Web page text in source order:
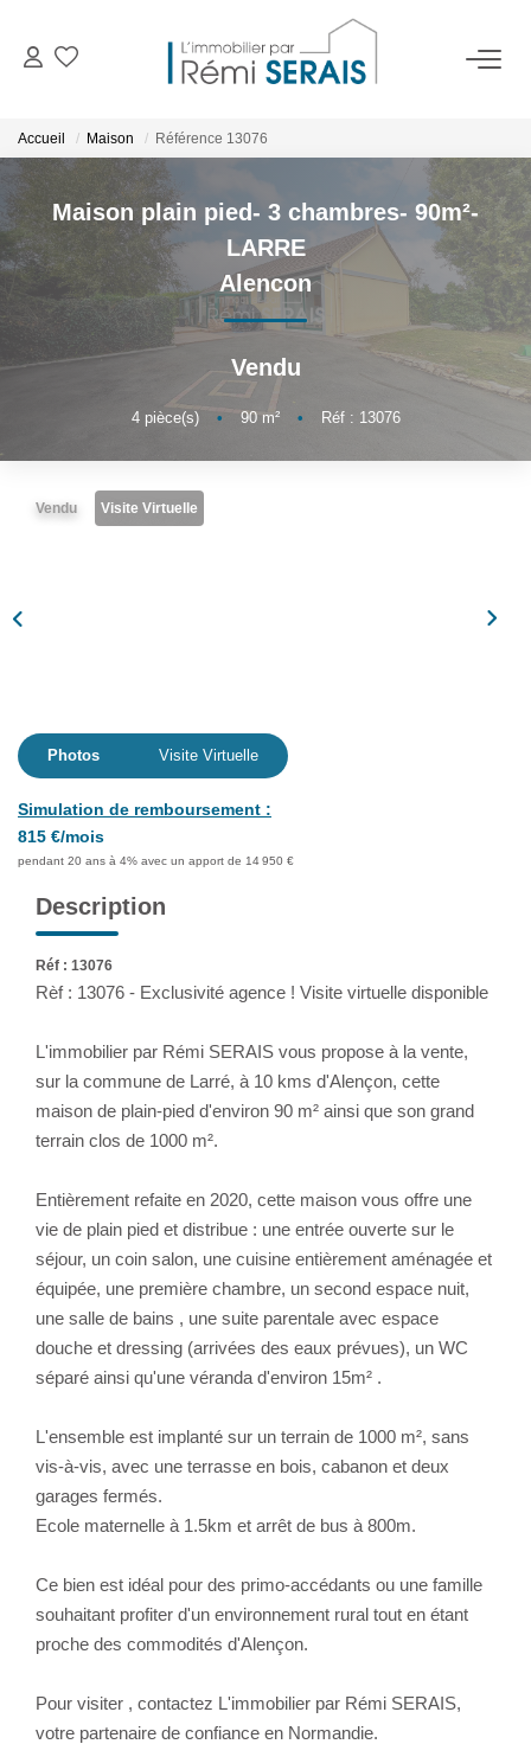
VENDRE
BIENS VENDUS
ADMINISTRATION DE BIENS
Gestion
Accueil Maison Référence 13076
Maison plain pied- 3 chambres- 90m²-
LARRE
Alencon
Vendu
4pièce(s) • 90m² • Réf : 13076
Vendu Visite Virtuelle
Simulation de remboursement :
815 €/mois
pendant 20 ans à 4% avec un apport de 14 950 €
Photos Visite Virtuelle
Description
Réf : 13076
Rèf : 13076 - Exclusivité agence ! Visite virtuelle disponible
L'immobilier par Rémi SERAIS vous propose à la vente,
sur la commune de Larré, à 10 kms d'Alençon, cette
maison de plain-pied d'environ 90 m² ainsi que son grand
terrain clos de 1000 m².
Entièrement refaite en 2020, cette maison vous offre une
vie de plain pied et distribue : une entrée ouverte sur le
séjour, un coin salon, une cuisine entièrement aménagée et
équipée, une première chambre, un second espace nuit,
une salle de bains , une suite parentale avec espace
douche et dressing (arrivées des eaux prévues), un WC
séparé ainsi qu'une véranda d'environ 15m² .
L'ensemble est implanté sur un terrain de 1000 m², sans
vis-à-vis, avec une terrasse en bois, cabanon et deux
garages fermés.
Ecole maternelle à 1.5km et arrêt de bus à 800m.
Ce bien est idéal pour des primo-accédants ou une famille
souhaitant profiter d'un environnement rural tout en étant
proche des commodités d'Alençon.
Pour visiter , contactez L'immobilier par Rémi SERAIS,
votre partenaire de confiance en Normandie.